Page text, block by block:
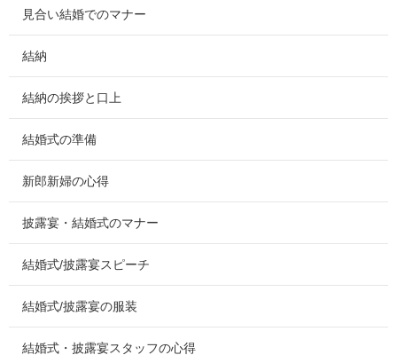
見合い結婚でのマナー
結納
結納の挨拶と口上
結婚式の準備
新郎新婦の心得
披露宴・結婚式のマナー
結婚式/披露宴スピーチ
結婚式/披露宴の服装
結婚式・披露宴スタッフの心得